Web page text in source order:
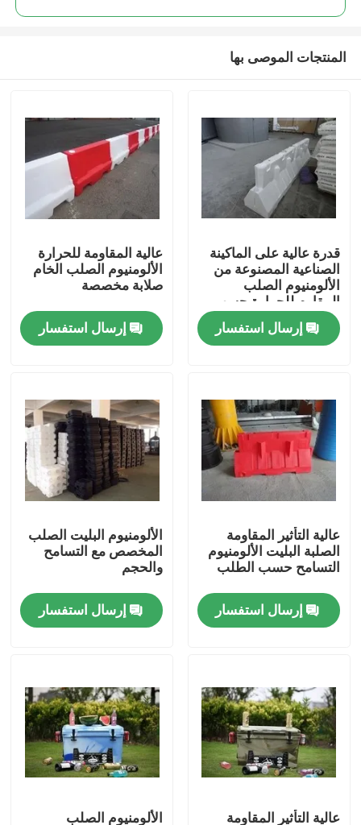
منتجات
أشرطة فيديو
جولة في المعمل
مراقبة الجودة
أخبار
اطلب اقتباس
قالب Rotomoulding
المنتجات الموصى بها
قدرة عالية على الماكينة
الصناعية المصنوعة من
الألومنيوم الصلب
المقاوم للحرارة حسب
الطلب
إرسال استفسار
عالية المقاومة للحرارة
الألومنيوم الصلب الخام
صلابة مخصصة
إرسال استفسار
عالية التأثير المقاومة
الصلبة البليت الألومنيوم
التسامح حسب الطلب
إرسال استفسار
الألومنيوم البليت الصلب
المخصص مع التسامح
والحجم
إرسال استفسار
عالية التأثير المقاومة الألومنيوم الصلب